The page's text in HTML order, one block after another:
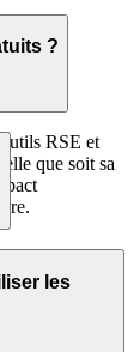
?
RSE et
que soit sa
partagées.
navigateur.
donnée
les